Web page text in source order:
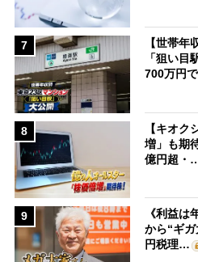
7
【世帯年
「狙い目
700万円
8
【キオク
増」も期
億円超・
9
《利益は
から“ギ
円税理…